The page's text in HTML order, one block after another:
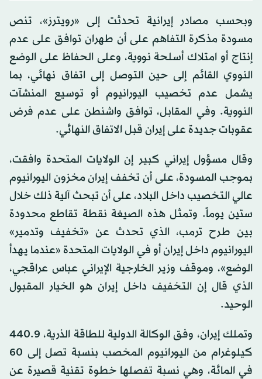
وبحسب مصادر إيرانية تحدثت إلى «رويترز»، تنص
مسودة مذكرة التفاهم على أن طهران توافق على عدم
إنتاج أو امتلاك أسلحة نووية، وعلى الحفاظ على الوضع
النووي القائم إلى حين التوصل إلى اتفاق نهائي، بما
يشمل عدم تخصيب اليورانيوم أو توسيع المنشآت
النووية. وفي المقابل، توافق واشنطن على عدم فرض
عقوبات جديدة على إيران قبل الاتفاق النهائي.
وقال مسؤول إيراني كبير إن الولايات المتحدة وافقت،
بموجب المسودة، على أن تخفف إيران مخزون اليورانيوم
عالي التخصيب داخل البلاد، على أن تبحث آلية ذلك خلال
ستين يوماً. وتمثل هذه الصيغة نقطة تقاطع محدودة
بين طرح ترمب، الذي تحدث عن «تخفيف وتدمير»
اليورانيوم داخل إيران أو في الولايات المتحدة «عندما يهدأ
الوضع»، وموقف وزير الخارجية الإيراني عباس عراقجي،
الذي قال إن التخفيف داخل إيران هو الخيار المقبول
الوحيد.
وتملك إيران، وفق الوكالة الدولية للطاقة الذرية، 440.9
كيلوغرام من اليورانيوم المخصب بنسبة تصل إلى 60
في المائة، وهي نسبة تفصلها خطوة تقنية قصيرة عن